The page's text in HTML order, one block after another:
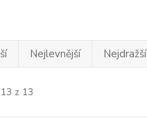
Nejlevnější Nejdražší
z 13